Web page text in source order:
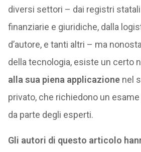
diversi settori – dai registri
finanziarie e giuridiche, dalla
d’autore, e tanti altri – ma
della tecnologia, esiste un certo
alla sua piena applicazionenel
privato, che richiedono un
da parte degli esperti.
Gli autori di questo articolo